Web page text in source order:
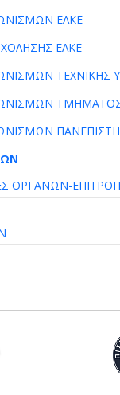
ΕΛΚΕ
ΕΛΚΕ
ΤΕΧΝΙΚΗΣ
ΟΡΓΑΝΩΝ-